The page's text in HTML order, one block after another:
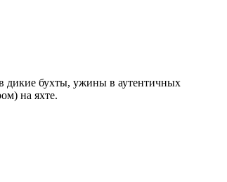
дикие бухты, ужины в аутентичных
на яхте.